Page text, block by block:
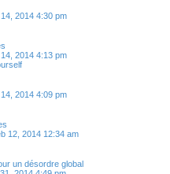
2014 4:30 pm
2014 4:13 pm
2014 4:09 pm
12, 2014 12:34 am
un désordre global